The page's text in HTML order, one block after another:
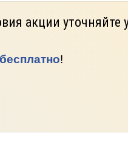
акции уточняйте
!